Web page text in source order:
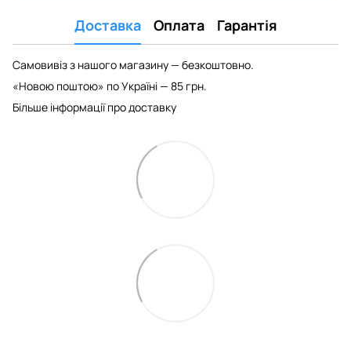
Доставка Оплата Гарантія
Самовивіз з нашого магазину — безкоштовно.
«Новою поштою» по Україні — 85 грн.
Більше інформації про доставку